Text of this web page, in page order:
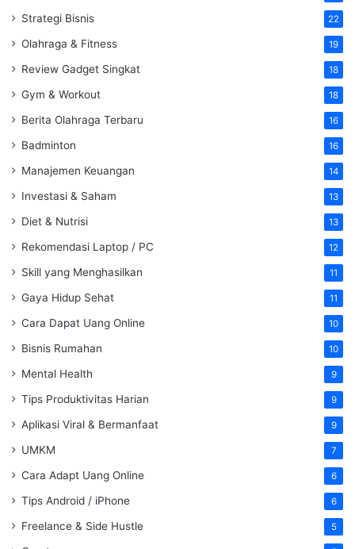
Strategi Bisnis 22
Olahraga & Fitness 19
Review Gadget Singkat 18
Gym & Workout 18
Berita Olahraga Terbaru 16
Badminton 16
Manajemen Keuangan 14
Investasi & Saham 13
Diet & Nutrisi 13
Rekomendasi Laptop / PC 12
Skill yang Menghasilkan 11
Gaya Hidup Sehat 11
Cara Dapat Uang Online 10
Bisnis Rumahan 10
Mental Health 9
Tips Produktivitas Harian 9
Aplikasi Viral & Bermanfaat 9
UMKM 7
Cara Adapt Uang Online 6
Tips Android / iPhone 6
Freelance & Side Hustle 5